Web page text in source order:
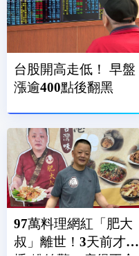
台股開高走低！ 早盤
漲逾400點後翻黑
97萬料理網紅「肥大
叔」離世！3天前才直